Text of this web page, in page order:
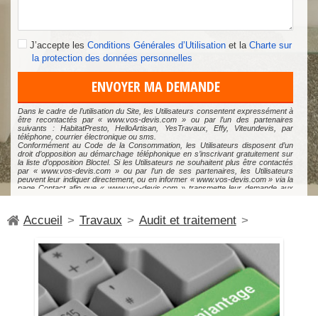
Accueil > Travaux > Audit et traitement >